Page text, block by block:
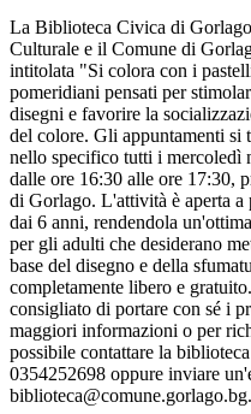
La Biblioteca Civica di
Culturale e il Comune di
intitolata "Si colora con i
pomeridiani pensati per
disegni e favorire la
del colore. Gli appuntamenti si
nello specifico tutti i mercoledì
dalle ore 16:30 alle ore 17:30,
di Gorlago. L'attività è aperta a
dai 6 anni, rendendola
per gli adulti che desiderano
base del disegno e della
completamente libero e
consigliato di portare con sé i
maggiori informazioni o per
possibile contattare la
0354252698 oppure inviare